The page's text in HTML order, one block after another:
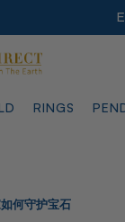
RINGS
何守护宝石